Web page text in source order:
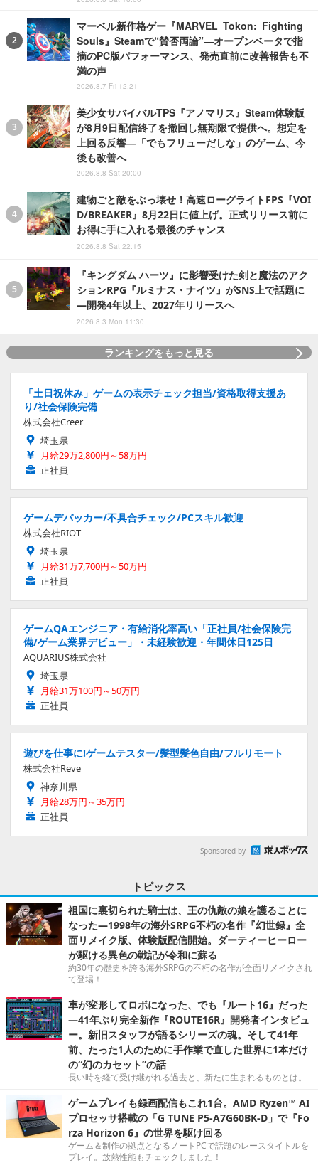
マーベル新作格ゲー『MARVEL Tōkon: Fighting
Souls』Steamで“賛否両論”―オープンベータで指
摘のPC版パフォーマンス、発売直前に改善報告も不
満の声
2026.8.7 Fri 12:21
美少女サバイバルTPS『アノマリス』Steam体験版
が8月9日配信終了を撤回し無期限で提供へ。想定を
上回る反響―「でもフリューだしな」のゲーム、今
後も改善へ
2026.8.8 Sat 20:00
建物ごと敵をぶっ壊せ！高速ローグライトFPS『VOI
D/BREAKER』8月22日に値上げ。正式リリース前に
お得に手に入れる最後のチャンス
2026.8.8 Sat 22:15
『キングダム ハーツ』に影響受けた剣と魔法のアク
ションRPG『ルミナス・ナイツ』がSNS上で話題に
―開発4年以上、2027年リリースへ
2026.8.3 Mon 11:30
ランキングをもっと見る
「土日祝休み」ゲームの表示チェック担当/資格取得支援あ
り/社会保険完備
株式会社Creer
埼玉県
月給29万2,800円～58万円
正社員
ゲームデバッカー/不具合チェック/PCスキル歓迎
株式会社RIOT
埼玉県
月給31万7,700円～50万円
正社員
ゲームQAエンジニア・有給消化率高い「正社員/社会保険完
備/ゲーム業界デビュー」・未経験歓迎・年間休日125日
AQUARIUS株式会社
埼玉県
月給31万100円～50万円
正社員
遊びを仕事に!ゲームテスター/髪型髪色自由/フルリモート
株式会社Reve
神奈川県
月給28万円～35万円
正社員
Sponsored by
トピックス
祖国に裏切られた騎士は、王の仇敵の娘を護ることに
なった―1998年の海外SRPG不朽の名作『幻世録』全
面リメイク版、体験版配信開始。ダーティーヒーロー
が駆ける異色の戦記が令和に蘇る
約30年の歴史を誇る海外SRPGの不朽の名作が全面リメイクされ
て登場！
車が変形してロボになった、でも『ルート16』だった
―41年ぶり完全新作『ROUTE16R』開発者インタビュ
ー。新旧スタッフが語るシリーズの魂。そして41年
前、たった1人のために手作業で直した世界に1本だけ
の“幻のカセット”の話
長い時を経て受け継がれる過去と、新たに生まれるものとは。
ゲームプレイも録画配信もこれ1台。AMD Ryzen™ AI
プロセッサ搭載の「G TUNE P5-A7G60BK-D」で『Fo
rza Horizon 6』の世界を駆け回る
ゲーム＆制作の拠点となるノートPCで話題のレースタイトルを
プレイ。放熱性能もチェックしました！